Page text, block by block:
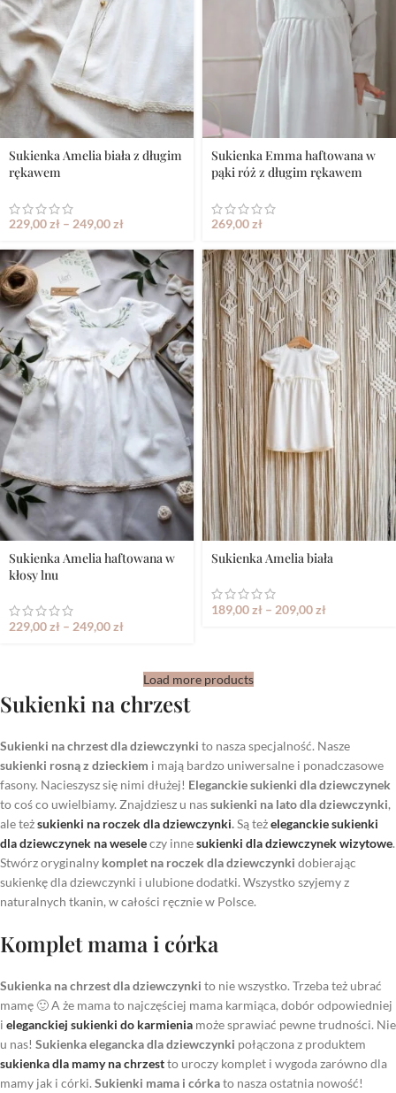
Sukienka Amelia biała z długim
rękawem
229,00zł – 249,00zł
Sukienka Emma haftowana w
pąki róż z długim rękawem
269,00zł
Sukienka Amelia haftowana w
kłosy lnu
229,00zł – 249,00zł
Sukienka Amelia biała
189,00zł – 209,00zł
Load more products
Sukienki na chrzest
Sukienki na chrzest dla dziewczynki to nasza specjalność. Nasze
sukienki rosną z dzieckiem i mają bardzo uniwersalne i ponadczasowe
fasony. Nacieszysz się nimi dłużej! Eleganckie sukienki dla dziewczynek
to coś co uwielbiamy. Znajdziesz u nassukienki na lato dla dziewczynki,
ale teżsukienki na roczek dla dziewczynki.Są teżeleganckie sukienki
dla dziewczynek na weseleczy innesukienki dla dziewczynek wizytowe.
Stwórz oryginalny komplet na roczek dla dziewczynki dobierając
sukienkę dla dziewczynki i ulubione dodatki. Wszystko szyjemy z
naturalnych tkanin, w całości ręcznie w Polsce.
Komplet mama i córka
Sukienka na chrzest dla dziewczynki to nie wszystko. Trzeba też ubrać
mamę 🙂 A że mama to najczęściej mama karmiąca, dobór odpowiedniej
i eleganckiej sukienki do karmienia może sprawiać pewne trudności. Nie
u nas! Sukienka elegancka dla dziewczynki połączona z produktem
sukienka dla mamy na chrzestto uroczy komplet i wygoda zarówno dla
mamy jak i córki. Sukienki mama i córkato nasza ostatnia nowość!